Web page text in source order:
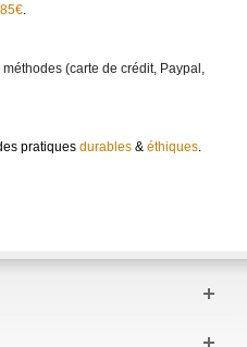
(carte de crédit, Paypal,
pratiques durables & éthiques